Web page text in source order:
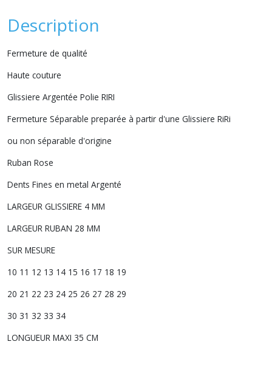
Description
Fermeture de qualité
Haute couture
Glissiere Argentée Polie RIRI
Fermeture Séparable preparée à partir d'une Glissiere RiRi
ou non séparable d'origine
Ruban Rose
Dents Fines en metal Argenté
LARGEUR GLISSIERE 4 MM
LARGEUR RUBAN 28 MM
SUR MESURE
10 11 12 13 14 15 16 17 18 19
20 21 22 23 24 25 26 27 28 29
30 31 32 33 34
LONGUEUR MAXI 35 CM